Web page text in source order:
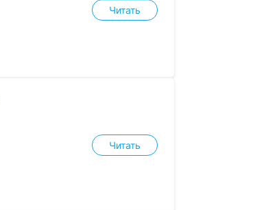
Читать
Читать